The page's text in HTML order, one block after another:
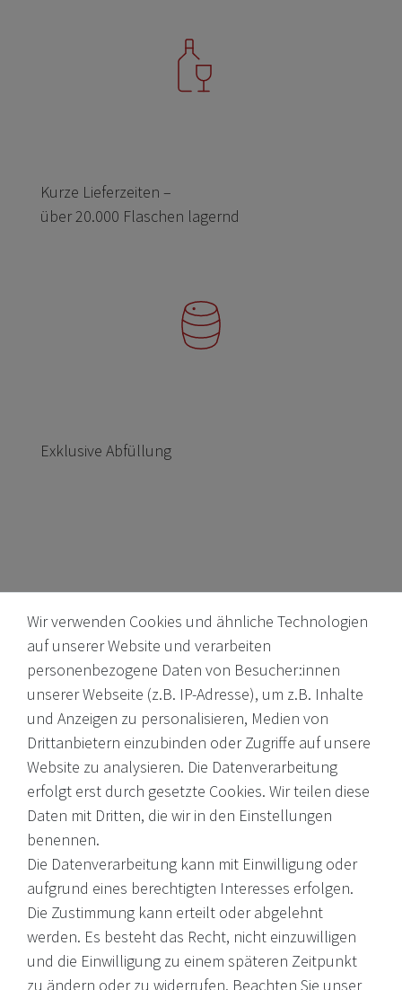
Kurze Lieferzeiten –
über 20.000 Flaschen lagernd
Exklusive Abfüllung
Internationale Weine, Brände, Feinkost & mehr. Entdecken Sie
unser Sortiment online oder in unserem Ladengeschäft. Wenn
Sie Fragen haben, wenden Sie sich an uns.
EMail: shop@victoria-weine.com
Telefon: +49 (0)7931 56 34 11
© 2026 Copyright Victoria Weine
Impressum
Daten­schutz­erklärung
Wir verwenden Cookies und ähnliche Technologien
auf unserer Website und verarbeiten
personenbezogene Daten von Besucher:innen
unserer Webseite (z.B. IP-Adresse), um z.B. Inhalte
und Anzeigen zu personalisieren, Medien von
Drittanbietern einzubinden oder Zugriffe auf unsere
Website zu analysieren. Die Datenverarbeitung
erfolgt erst durch gesetzte Cookies. Wir teilen diese
Daten mit Dritten, die wir in den Einstellungen
benennen.
Die Datenverarbeitung kann mit Einwilligung oder
aufgrund eines berechtigten Interesses erfolgen.
Die Zustimmung kann erteilt oder abgelehnt
werden. Es besteht das Recht, nicht einzuwilligen
und die Einwilligung zu einem späteren Zeitpunkt
zu ändern oder zu widerrufen. Beachten Sie unser